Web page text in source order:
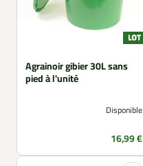
Agrainoir gibier 30L sans
pied à l'unité
Disponible
Prix
16,99 €